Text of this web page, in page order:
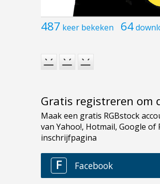
487 keer bekeken 64
Gratis registreren om